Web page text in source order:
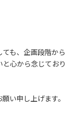
も、企画段階から
心から念じており
い申し上げます。